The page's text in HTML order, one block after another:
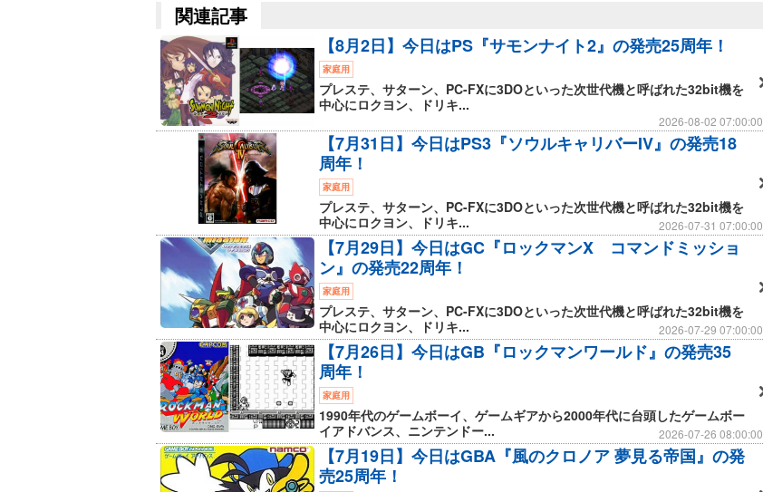
関連記事
【8月2日】今日はPS『サモンナイト2』の発売25周年！
家庭用
プレステ、サターン、PC-FXに3DOといった次世代機と呼ばれた32bit機を
中心にロクヨン、ドリキ...
2026-08-02 07:00:00
【7月31日】今日はPS3『ソウルキャリバーIV』の発売18
周年！
家庭用
プレステ、サターン、PC-FXに3DOといった次世代機と呼ばれた32bit機を
中心にロクヨン、ドリキ...
2026-07-31 07:00:00
【7月29日】今日はGC『ロックマンX コマンドミッショ
ン』の発売22周年！
家庭用
プレステ、サターン、PC-FXに3DOといった次世代機と呼ばれた32bit機を
中心にロクヨン、ドリキ...
2026-07-29 07:00:00
【7月26日】今日はGB『ロックマンワールド』の発売35
周年！
家庭用
1990年代のゲームボーイ、ゲームギアから2000年代に台頭したゲームボー
イアドバンス、ニンテンドー...
2026-07-26 08:00:00
【7月19日】今日はGBA『風のクロノア 夢見る帝国』の発
売25周年！